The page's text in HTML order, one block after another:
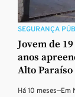
SEGURANÇA
Jovem de
anos
Alto Paraíso
Há 10 meses—Em